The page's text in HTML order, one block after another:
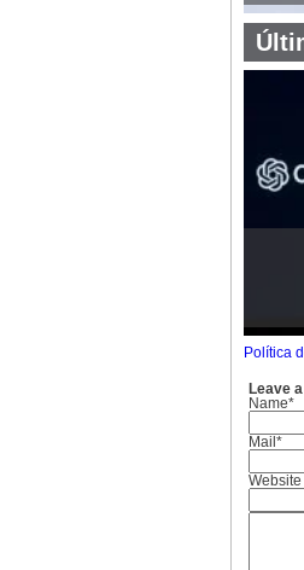
Política
Leave
Name*
Mail*
Website